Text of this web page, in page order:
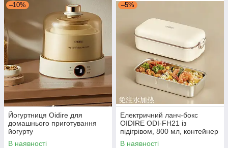
–10%
Йогуртниця Oidire для
домашнього приготування
йогурту
В наявності
–5%
Електричний ланч-бокс
OIDIRE ODI-FH21 із
підігрівом, 800 мл, контейнер
із нержавіючої сталі, 45 Вт
В наявності